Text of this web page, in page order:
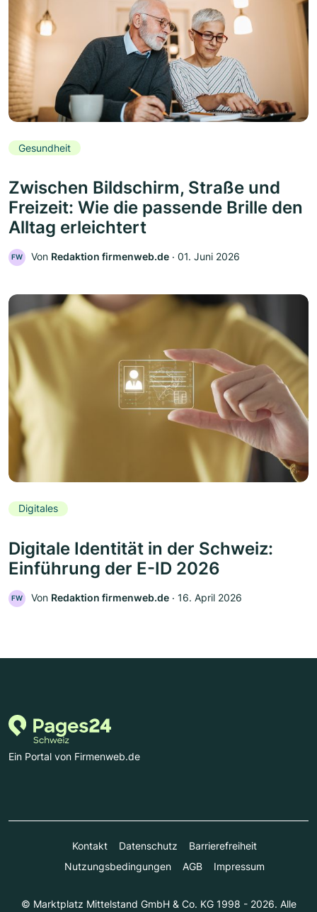
Gesundheit
Zwischen Bildschirm, Straße und
Freizeit: Wie die passende Brille den
Alltag erleichtert
FW Von Redaktion firmenweb.de ‧ 01. Juni 2026
Digitales
Digitale Identität in der Schweiz:
Einführung der E-ID 2026
FW Von Redaktion firmenweb.de ‧ 16. April 2026
Ein Portal von Firmenweb.de
Kontakt Datenschutz
Barrierefreiheit
Nutzungsbedingungen
AGB Impressum
© Marktplatz Mittelstand GmbH & Co. KG 1998 - 2026. Alle